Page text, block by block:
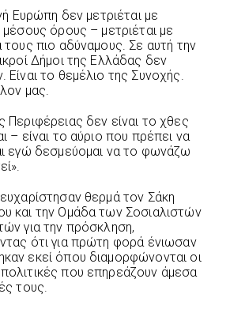
Ευρώπη δεν μετριέται με
μέσους όρους – μετριέται με
τους πιο αδύναμους. Σε αυτή την
Δήμοι της Ελλάδας δεν
Είναι το θεμέλιο της Συνοχής.
μας.
Περιφέρειας δεν είναι το χθες
– είναι το αύριο που πρέπει να
εγώ δεσμεύομαι να το φωνάζω
θερμά τον Σάκη
και την Ομάδα των Σοσιαλιστών
για την πρόσκληση,
ότι για πρώτη φορά ένιωσαν
εκεί όπου διαμορφώνονται οι
που επηρεάζουν άμεσα
τους.